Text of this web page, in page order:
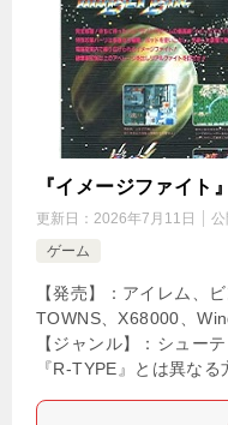
『イメージファイト
更新日： 2026年7月11日 公
ゲーム
【発売】：アイレム、
TOWNS、X68000、
【ジャンル】：シュー
『R-TYPE』とは異な